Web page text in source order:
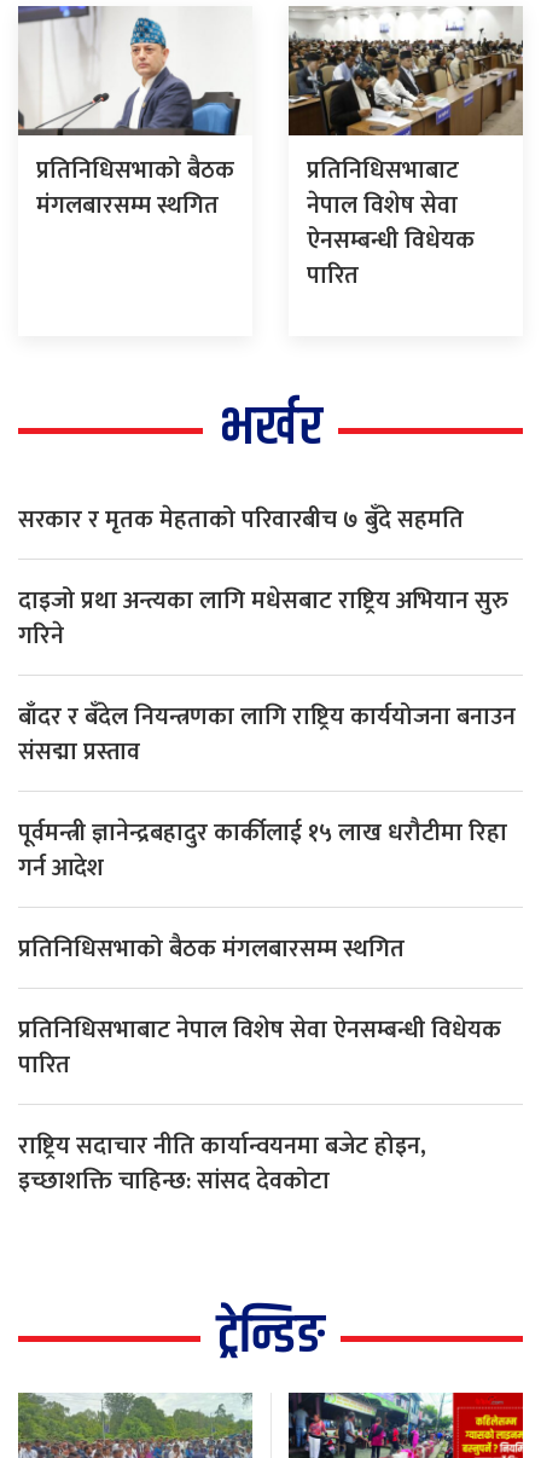
प्रतिनिधिसभाको बैठक
मंगलबारसम्म स्थगित
प्रतिनिधिसभाबाट
नेपाल विशेष सेवा
ऐनसम्बन्धी विधेयक
पारित
भर्खर
सरकार र मृतक मेहताको परिवारबीच ७ बुँदे सहमति
दाइजो प्रथा अन्त्यका लागि मधेसबाट राष्ट्रिय अभियान सुरु
गरिने
बाँदर र बँदेल नियन्त्रणका लागि राष्ट्रिय कार्ययोजना बनाउन
संसद्मा प्रस्ताव
पूर्वमन्त्री ज्ञानेन्द्रबहादुर कार्कीलाई १५ लाख धरौटीमा रिहा
गर्न आदेश
प्रतिनिधिसभाको बैठक मंगलबारसम्म स्थगित
प्रतिनिधिसभाबाट नेपाल विशेष सेवा ऐनसम्बन्धी विधेयक
पारित
राष्ट्रिय सदाचार नीति कार्यान्वयनमा बजेट होइन,
इच्छाशक्ति चाहिन्छ: सांसद देवकोटा
ट्रेन्डिङ